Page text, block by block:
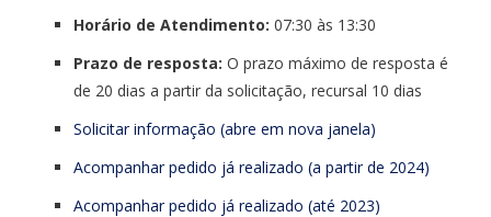
Horário de Atendimento: 07:30 às 13:30
Prazo de resposta: O prazo máximo de resposta é
de 20 dias a partir da solicitação, recursal 10 dias
Solicitar informação (abre em nova janela)
Acompanhar pedido já realizado (a partir de 2024)
Acompanhar pedido já realizado (até 2023)